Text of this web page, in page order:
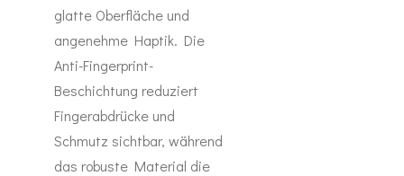
glatte Oberfläche und
angenehme Haptik. Die
Anti-Fingerprint-
Beschichtung reduziert
Fingerabdrücke und
Schmutz sichtbar, während
das robuste Material die